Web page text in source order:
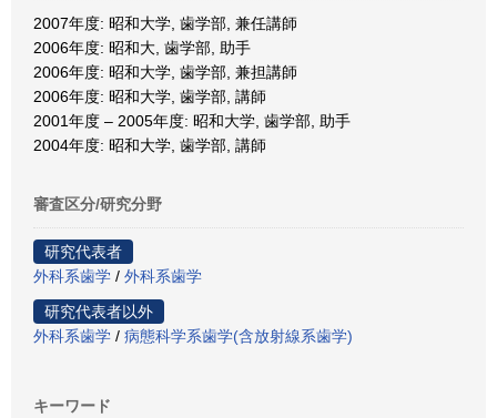
2007年度: 昭和大学, 歯学部, 兼任講師
2006年度: 昭和大, 歯学部, 助手
2006年度: 昭和大学, 歯学部, 兼担講師
2006年度: 昭和大学, 歯学部, 講師
2001年度 – 2005年度: 昭和大学, 歯学部, 助手
2004年度: 昭和大学, 歯学部, 講師
審査区分/研究分野
研究代表者
外科系歯学 / 外科系歯学
研究代表者以外
外科系歯学 / 病態科学系歯学(含放射線系歯学)
キーワード